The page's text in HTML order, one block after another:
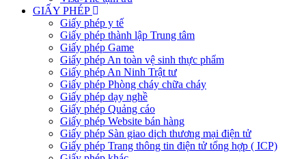
GIẤY PHÉP
Giấy phép y tế
Giấy phép thành lập Trung tâm
Giấy phép Game
Giấy phép An toàn vệ sinh thực phẩm
Giấy phép An Ninh Trật tư
Giấy phép Phòng cháy chữa cháy
Giấy phép dạy nghề
Giấy phép Quảng cáo
Giấy phép Website bán hàng
Giấy phép Sàn giao dịch thương mại điện tử
Giấy phép Trang thông tin điện tử tổng hợp ( ICP)